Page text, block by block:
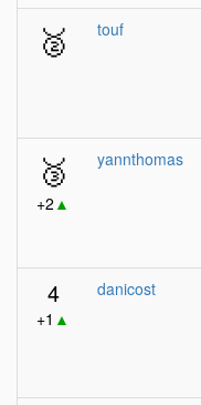
🥈 touf
🥉
+2 ▲
yannthomas
4
+1 ▲
danicost